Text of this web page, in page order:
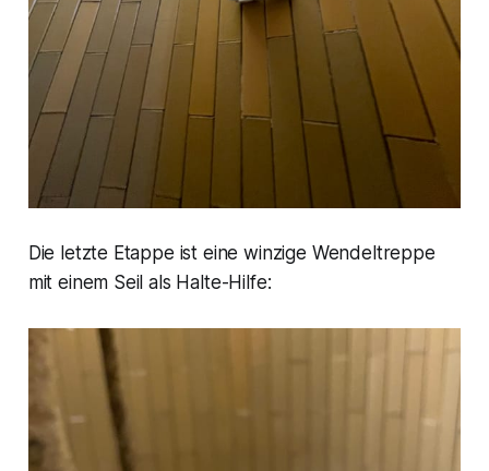
Die letzte Etappe ist eine winzige Wendeltreppe
mit einem Seil als Halte-Hilfe: